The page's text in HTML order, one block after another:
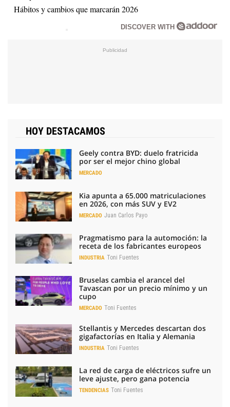
Hábitos y cambios que marcarán 2026
DISCOVER WITH
HOY DESTACAMOS
Geely contra BYD: duelo fratricida
por ser el mejor chino global
MERCADO
Kia apunta a 65.000 matriculaciones
en 2026, con más SUV y EV2
MERCADO Juan Carlos Payo
Pragmatismo para la automoción: la
receta de los fabricantes europeos
INDUSTRIA Toni Fuentes
Bruselas cambia el arancel del
Tavascan por un precio mínimo y un
cupo
MERCADO Toni Fuentes
Stellantis y Mercedes descartan dos
gigafactorías en Italia y Alemania
INDUSTRIA Toni Fuentes
La red de carga de eléctricos sufre un
leve ajuste, pero gana potencia
TENDENCIAS Toni Fuentes